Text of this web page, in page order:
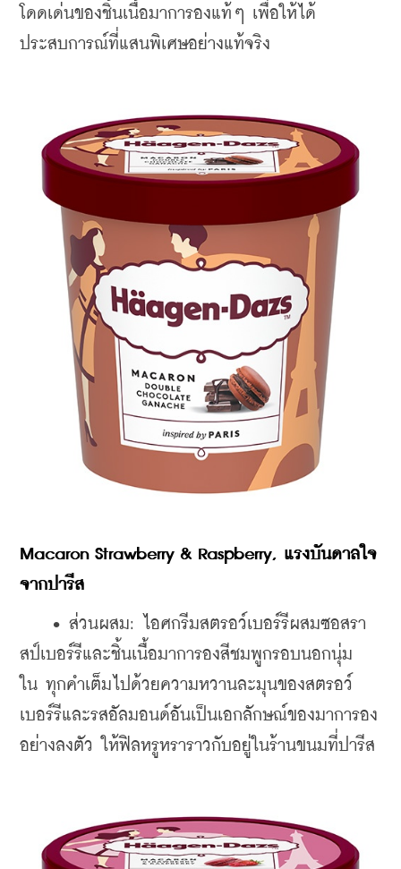
โดดเด่นของชิ้นเนื้อมาการองแท้ๆ เพื่อให้ได้
ประสบการณ์ที่แสนพิเศษอย่างแท้จริง
Macaron Strawberry & Raspberry, แรงบันดาลใจ
จากปารีส
• ส่วนผสม: ไอศกรีมสตรอว์เบอร์รีผสมซอสรา
สป์เบอร์รีและชิ้นเนื้อมาการองสีชมพูกรอบนอกนุ่ม
ใน ทุกคำเต็มไปด้วยความหวานละมุนของสตรอว์
เบอร์รีและรสอัลมอนด์อันเป็นเอกลักษณ์ของมาการอง
อย่างลงตัว ให้ฟิลหรูหราราวกับอยู่ในร้านขนมที่ปารีส